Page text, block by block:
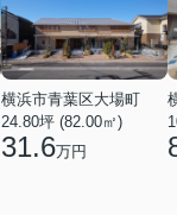
横浜市青葉区大場町
24.80坪 (82.00㎡)
31.6万円